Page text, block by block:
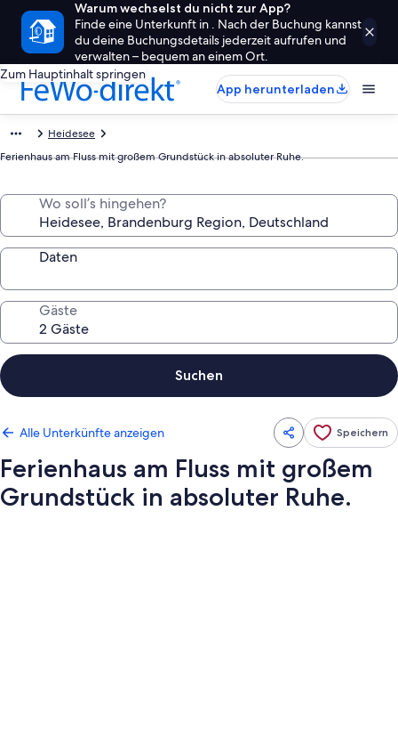
Warum wechselst du nicht zur App?
Finde eine Unterkunft in . Nach der Buchung kannst
du deine Buchungsdetails jederzeit aufrufen und
verwalten – bequem an einem Ort.
Zum Hauptinhalt springen
App herunterladen
Heidesee
Ferienhaus am Fluss mit großem Grundstück in absoluter Ruhe.
Wo soll’s hingehen?
Daten
Gäste
Suchen
Alle Unterkünfte anzeigen Speichern
Ferienhaus am Fluss mit großem
Grundstück in absoluter Ruhe.